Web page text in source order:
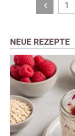
1
NEUE REZEPTE